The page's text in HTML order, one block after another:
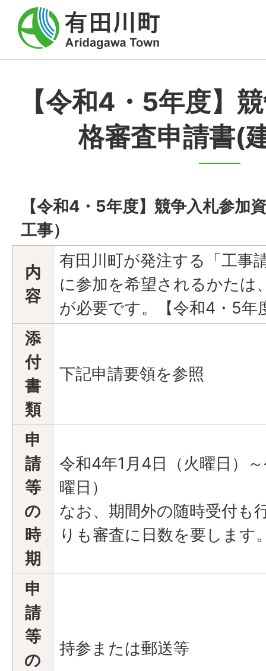
【令和4・5年度】
格審査申請書(
【令和4・5年度】競争入札参加
工事）
内
容
有田川町が発注する「工事
に参加を希望されるかたは
が必要です。【令和4・5年
添
付
書
類
下記申請要領を参照
申
請
等
の
時
期
令和4年1月4日（火曜日）
曜日）
なお、期間外の随時受付も
りも審査に日数を要します
申
請
等
の
持参または郵送等